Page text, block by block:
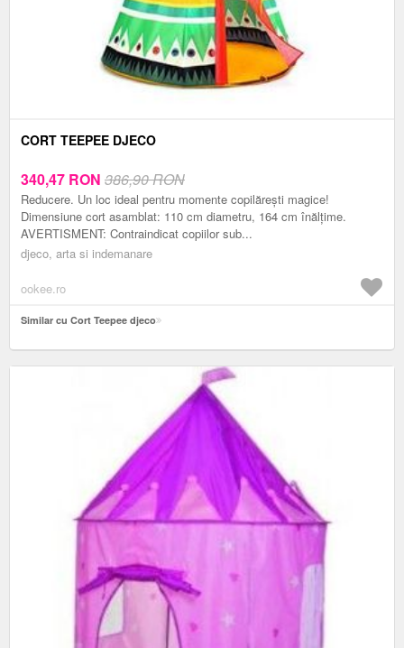
CORT TEEPEE DJECO
340,47 RON 386,90 RON
Reducere. Un loc ideal pentru momente copilărești magice!
Dimensiune cort asamblat: 110 cm diametru, 164 cm înălțime.
AVERTISMENT: Contraindicat copiilor sub...
djeco, arta si indemanare
ookee.ro
Similar cu Cort Teepee djeco